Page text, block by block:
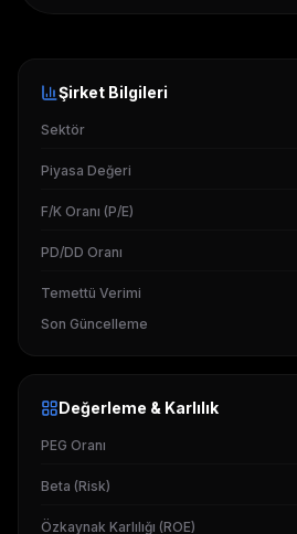
Şirket Bilgileri
Sektör
Piyasa Değeri
F/K Oranı (P/E)
PD/DD Oranı
Temettü Verimi
Son Güncelleme
Değerleme & Karlılık
PEG Oranı
Beta (Risk)
Özkaynak Karlılığı (ROE)